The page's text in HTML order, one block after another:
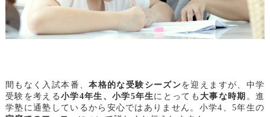
間もなく入試本番、本格的な受験シーズンを迎えますが、中学
受験を考える 小学4年生、小学5年生にとっても 大事な時期 。進
学塾に通塾しているから安心ではありません。小学4、5年生の